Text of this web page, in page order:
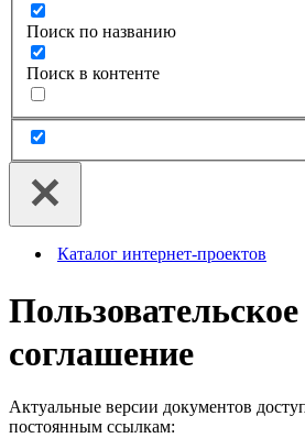
Поиск по названию
Поиск в контенте
Каталог интернет-проектов
Пользовательское
соглашение
Актуальные версии документов
постоянным ссылкам: